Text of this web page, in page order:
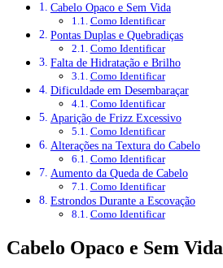
Cabelo Opaco e Sem Vida
Como Identificar
Pontas Duplas e Quebradiças
Como Identificar
Falta de Hidratação e Brilho
Como Identificar
Dificuldade em Desembaraçar
Como Identificar
Aparição de Frizz Excessivo
Como Identificar
Alterações na Textura do Cabelo
Como Identificar
Aumento da Queda de Cabelo
Como Identificar
Estrondos Durante a Escovação
Como Identificar
Cabelo Opaco e Sem Vida